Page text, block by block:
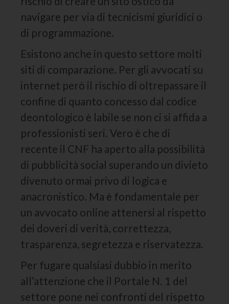
navigare per via di tecnicismi giuridici o
di programmazione.
Esistono anche in questo settore molti
siti di comparazione. Per gli avvocati su
internet però il rischio di oltrepassare il
confine di quanto concesso dal codice
deontologico è labile se non ci si affida a
professionisti seri. Vero è che di
recente il CNF ha aperto alla possibilità
di pubblicità social superando un divieto
divenuto ormai privo di logica e
anacronistico. Ma è fondamentale per
un avvocato online attenersi al rispetto
dei doveri di verità, correttezza,
trasparenza, segretezza e riservatezza.
Per fugare qualsiasi dubbio in merito
all’attenzione che il Portale N. 1 del
settore pone nei confronti del rispetto